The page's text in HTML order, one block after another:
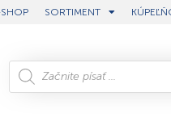
SORTIMENT